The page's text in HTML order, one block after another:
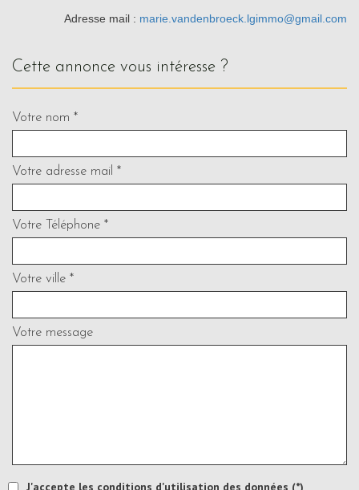
Adresse mail : marie.vandenbroeck.lgimmo@gmail.com
cette annonce vous intéresse ?
Votre nom *
Votre adresse mail *
Votre Téléphone *
Votre ville *
Votre message
J'accepte les conditions d'utilisation des données (*)